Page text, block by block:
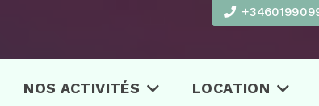
NOS ACTIVITÉS LOCATION